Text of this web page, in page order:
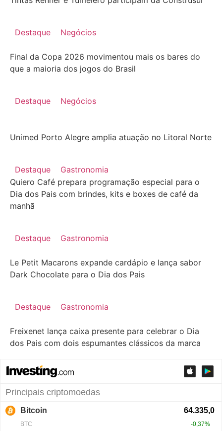
Destaque Negócios
Final da Copa 2026 movimentou mais os bares do
que a maioria dos jogos do Brasil
Destaque Negócios
Unimed Porto Alegre amplia atuação no Litoral Norte
Destaque
Gastronomia
Quiero Café prepara programação especial para o
Dia dos Pais com brindes, kits e boxes de café da
manhã
Destaque Gastronomia
Le Petit Macarons expande cardápio e lança sabor
Dark Chocolate para o Dia dos Pais
Destaque Gastronomia
Freixenet lança caixa presente para celebrar o Dia
dos Pais com dois espumantes clássicos da marca